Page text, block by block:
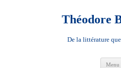
Théodore
De la littérature
Menu